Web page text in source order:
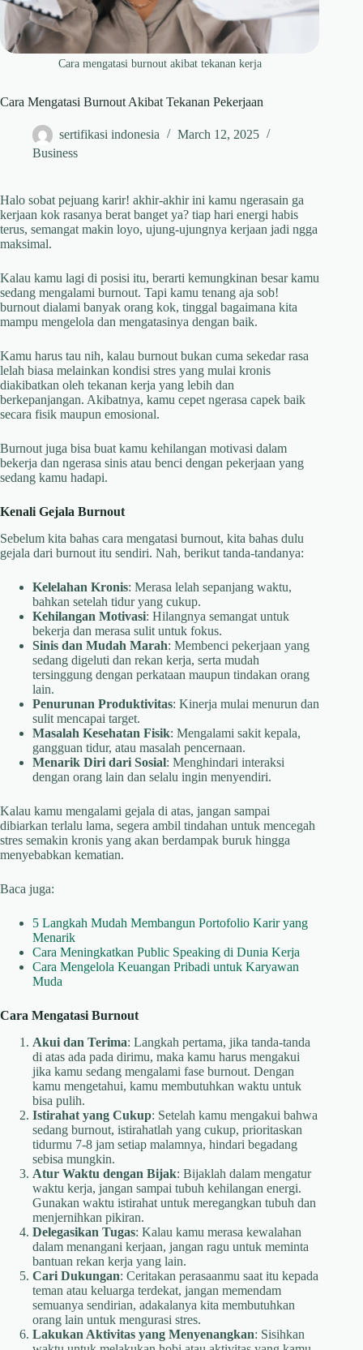
Cara mengatasi burnout akibat tekanan kerja
Cara Mengatasi Burnout Akibat Tekanan Pekerjaan
sertifikasi indonesia
March 12, 2025
Business
Halo sobat pejuang karir! akhir-akhir ini kamu ngerasain ga
kerjaan kok rasanya berat banget ya? tiap hari energi habis
terus, semangat makin loyo, ujung-ujungnya kerjaan jadi ngga
maksimal.
Kalau kamu lagi di posisi itu, berarti kemungkinan besar kamu
sedang mengalami burnout. Tapi kamu tenang aja sob!
burnout dialami banyak orang kok, tinggal bagaimana kita
mampu mengelola dan mengatasinya dengan baik.
Kamu harus tau nih, kalau burnout bukan cuma sekedar rasa
lelah biasa melainkan kondisi stres yang mulai kronis
diakibatkan oleh tekanan kerja yang lebih dan
berkepanjangan. Akibatnya, kamu cepet ngerasa capek baik
secara fisik maupun emosional.
Burnout juga bisa buat kamu kehilangan motivasi dalam
bekerja dan ngerasa sinis atau benci dengan pekerjaan yang
sedang kamu hadapi.
Kenali Gejala Burnout
Sebelum kita bahas cara mengatasi burnout, kita bahas dulu
gejala dari burnout itu sendiri. Nah, berikut tanda-tandanya:
Kelelahan Kronis: Merasa lelah sepanjang waktu,
bahkan setelah tidur yang cukup.
Kehilangan Motivasi: Hilangnya semangat untuk
bekerja dan merasa sulit untuk fokus.
Sinis dan Mudah Marah: Membenci pekerjaan yang
sedang digeluti dan rekan kerja, serta mudah
tersinggung dengan perkataan maupun tindakan orang
lain.
Penurunan Produktivitas: Kinerja mulai menurun dan
sulit mencapai target.
Masalah Kesehatan Fisik: Mengalami sakit kepala,
gangguan tidur, atau masalah pencernaan.
Menarik Diri dari Sosial: Menghindari interaksi
dengan orang lain dan selalu ingin menyendiri.
Kalau kamu mengalami gejala di atas, jangan sampai
dibiarkan terlalu lama, segera ambil tindahan untuk mencegah
stres semakin kronis yang akan berdampak buruk hingga
menyebabkan kematian.
Baca juga:
5 Langkah Mudah Membangun Portofolio Karir yang
Menarik
Cara Meningkatkan Public Speaking di Dunia Kerja
Cara Mengelola Keuangan Pribadi untuk Karyawan
Muda
Cara Mengatasi Burnout
Akui dan Terima: Langkah pertama, jika tanda-tanda
di atas ada pada dirimu, maka kamu harus mengakui
jika kamu sedang mengalami fase burnout. Dengan
kamu mengetahui, kamu membutuhkan waktu untuk
bisa pulih.
Istirahat yang Cukup: Setelah kamu mengakui bahwa
sedang burnout, istirahatlah yang cukup, prioritaskan
tidurmu 7-8 jam setiap malamnya, hindari begadang
sebisa mungkin.
Atur Waktu dengan Bijak: Bijaklah dalam mengatur
waktu kerja, jangan sampai tubuh kehilangan energi.
Gunakan waktu istirahat untuk meregangkan tubuh dan
menjernihkan pikiran.
Delegasikan Tugas: Kalau kamu merasa kewalahan
dalam menangani kerjaan, jangan ragu untuk meminta
bantuan rekan kerja yang lain.
Cari Dukungan: Ceritakan perasaanmu saat itu kepada
teman atau keluarga terdekat, jangan memendam
semuanya sendirian, adakalanya kita membutuhkan
orang lain untuk mengurasi stres.
Lakukan Aktivitas yang Menyenangkan: Sisihkan